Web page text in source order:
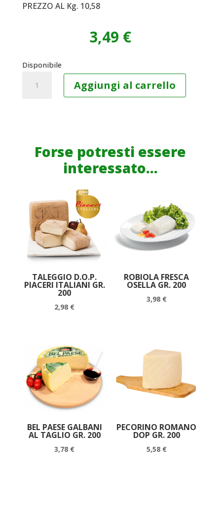
PREZZO AL Kg. 10,58
3,49 €
Disponibile
Longo
Formaggio
quantità
Aggiungi al carrello
Forse potresti essere
interessato...
TALEGGIO D.O.P.
PIACERI ITALIANI GR.
200
2,98 €
ROBIOLA FRESCA
OSELLA GR. 200
3,98 €
BEL PAESE GALBANI
AL TAGLIO GR. 200
3,78 €
PECORINO ROMANO
DOP GR. 200
5,58 €